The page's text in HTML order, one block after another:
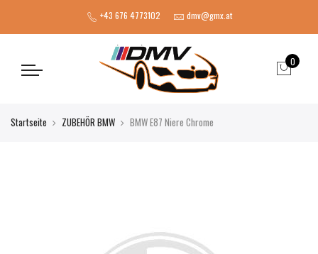
+43 676 4773102 dmv@gmx.at
0
Startseite ZUBEHÖR BMW BMW E87 Niere Chrome